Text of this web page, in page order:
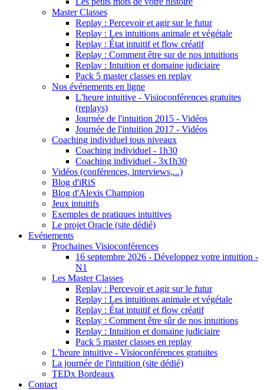
Master Classes
Replay : Percevoir et agir sur le futur
Replay : Les intuitions animale et végétale
Replay : État intuitif et flow créatif
Replay : Comment être sur de nos intuitions
Replay : Intuition et domaine judiciaire
Pack 5 master classes en replay
Nos événements en ligne
L'heure intuitive - Visioconférences gratuites
(replays)
Journée de l'intuition 2015 - Vidéos
Journée de l'intuition 2017 - Vidéos
Coaching individuel tous niveaux
Coaching individuel - 1h30
Coaching individuel - 3x1h30
Vidéos (conférences, interviews,...)
Blog d'iRiS
Blog d'Alexis Champion
Jeux intuitifs
Exemples de pratiques intuitives
Le projet Oracle (site dédié)
Evénements
Prochaines Visioconférences
16 septembre 2026 - Développez votre intuition -
N1
Les Master Classes
Replay : Percevoir et agir sur le futur
Replay : Les intuitions animale et végétale
Replay : État intuitif et flow créatif
Replay : Comment être sûr de nos intuitions
Replay : Intuition et domaine judiciaire
Pack 5 master classes en replay
L'heure intuitive - Visioconférences gratuites
La journée de l'intuition (site dédié)
TEDx Bordeaux
Contact